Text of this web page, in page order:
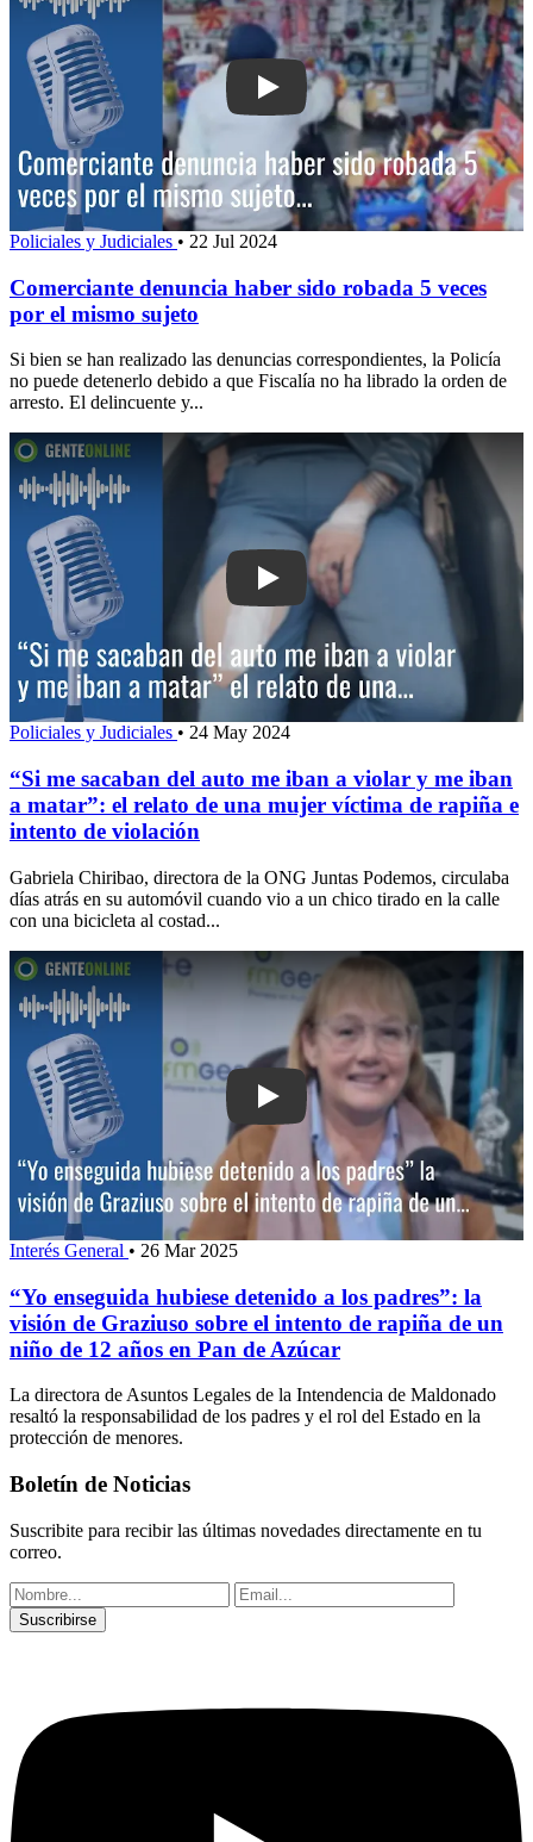
Play: Comerciante denuncia haber
Policiales y Judiciales • 22 Jul 2024
Comerciante denuncia haber sido robada 5 veces
por el mismo sujeto
Si bien se han realizado las denuncias correspondientes, la Policía
no puede detenerlo debido a que Fiscalía no ha librado la orden de
arresto. El delincuente y...
Play: “Si me sacaban del auto me
Policiales y Judiciales • 24 May 2024
“Si me sacaban del auto me iban a violar y me iban
a matar”: el relato de una mujer víctima de rapiña e
intento de violación
Gabriela Chiribao, directora de la ONG Juntas Podemos, circulaba
días atrás en su automóvil cuando vio a un chico tirado en la calle
con una bicicleta al costad...
Play: “Yo enseguida hubiese
Interés General • 26 Mar 2025
“Yo enseguida hubiese detenido a los padres”: la
visión de Graziuso sobre el intento de rapiña de un
niño de 12 años en Pan de Azúcar
La directora de Asuntos Legales de la Intendencia de Maldonado
resaltó la responsabilidad de los padres y el rol del Estado en la
protección de menores.
Boletín de Noticias
Suscribite para recibir las últimas novedades directamente en tu
correo.
Suscribirse